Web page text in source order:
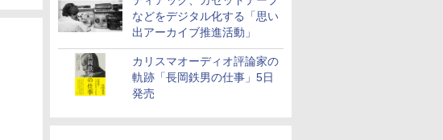
などをデジタル化する「思い
出アーカイブ推進活動」
カリスマオーディオ評論家の
軌跡「長岡鉄男の仕事」5日
発売